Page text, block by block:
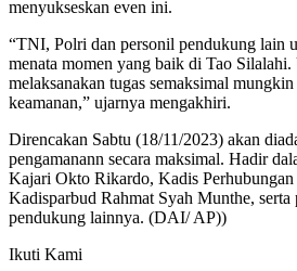
menyukseskan even ini.
“TNI, Polri dan personil pendukung lain
menata momen yang baik di Tao
melaksanakan tugas semaksimal
keamanan,” ujarnya mengakhiri.
Direncakan Sabtu (18/11/2023) akan
pengamanann secara maksimal. Hadir
Kajari Okto Rikardo, Kadis
Kadisparbud Rahmat Syah Munthe, serta
pendukung lainnya. (DAI/ AP))
Ikuti Kami